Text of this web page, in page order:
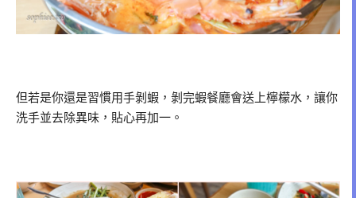
但若是你還是習慣用手剝蝦，剝完蝦餐廳會送上檸檬水，讓你
洗手並去除異味，貼心再加一。